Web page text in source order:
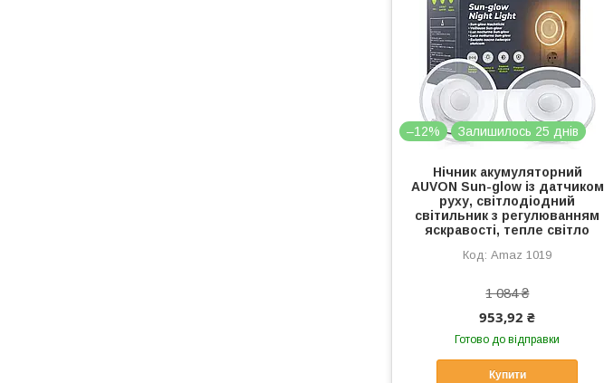
–12% Залишилось 25 днів
Нічник акумуляторний
AUVON Sun-glow із датчиком
руху, світлодіодний
світильник з регулюванням
яскравості, тепле світло
Amaz 1019
1 084 ₴
953,92 ₴
Готово до відправки
Купити